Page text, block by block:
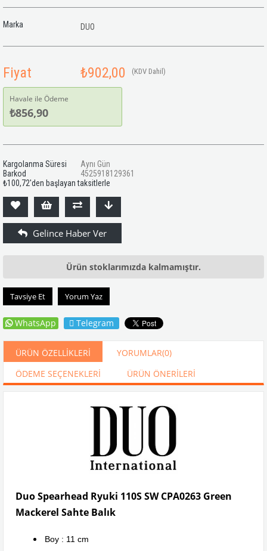
Marka DUO
Fiyat ₺902,00 (KDV Dahil)
Havale ile Ödeme
₺856,90
Kargolanma Süresi
Aynı Gün
Barkod
4525918129361
₺100,72'den başlayan taksitlerle
Ürün stoklarımızda kalmamıştır.
Tavsiye Et Yorum Yaz
WhatsApp Telegram
ÜRÜN ÖZELLIKLERI YORUMLAR(0)
ÖDEME SEÇENEKLERI
ÜRÜN ÖNERILERI
Duo Spearhead Ryuki 110S SW CPA0263 Green
Mackerel Sahte Balık
Boy : 11 cm